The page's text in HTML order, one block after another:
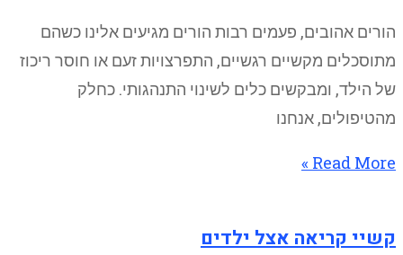
הורים אהובים, פעמים רבות הורים מגיעים אלינו כשהם
מתוסכלים מקשיים רגשיים, התפרצויות זעם או חוסר ריכוז
של הילד, ומבקשים כלים לשינוי התנהגותי. כחלק
מהטיפולים, אנחנו
Read More »
קשיי קריאה אצל ילדים